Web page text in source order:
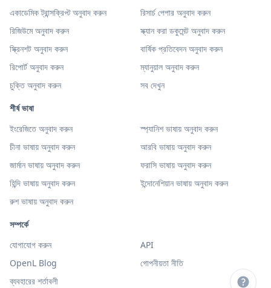
একাডেমিক ট্রান্সক্রিপ্ট অনুবাদ করুন
রিসার্চ পেপার অনুবাদ করুন
রিজিউমে অনুবাদ করুন
স্ক্যান করা ডকুমেন্ট অনুবাদ করুন
স্ক্রিনশট অনুবাদ করুন
বার্ষিক প্রতিবেদন অনুবাদ করুন
রিপোর্ট অনুবাদ করুন
ম্যানুয়াল অনুবাদ করুন
চুক্তি অনুবাদ করুন
সব দেখুন
শীর্ষ ভাষা
ইংরেজিতে অনুবাদ করুন
স্প্যানিশ ভাষায় অনুবাদ করুন
চীনা ভাষায় অনুবাদ করুন
আরবি ভাষায় অনুবাদ করুন
জার্মান ভাষায় অনুবাদ করুন
ফরাসি ভাষায় অনুবাদ করুন
হিন্দি ভাষায় অনুবাদ করুন
ইন্দোনেশিয়ান ভাষায় অনুবাদ করুন
রুশ ভাষায় অনুবাদ করুন
সম্পর্কে
যোগাযোগ করুন
API
OpenL Blog
গোপনীয়তা নীতি
ব্যবহারের শর্তাবলী